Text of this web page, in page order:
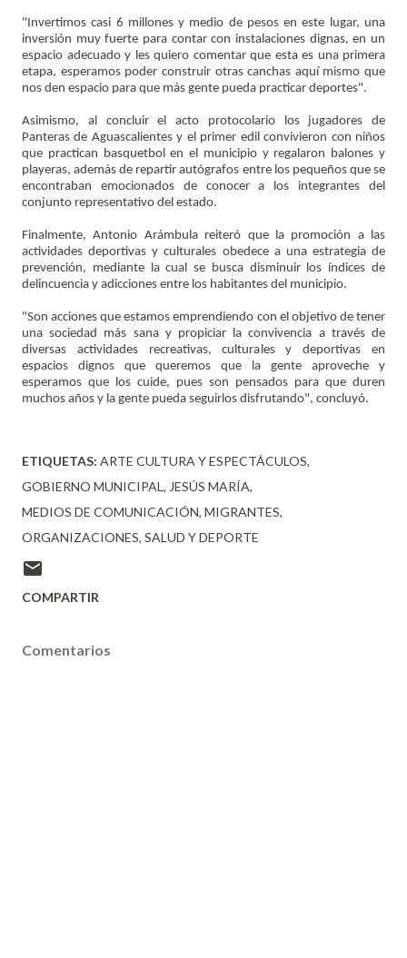
"Invertimos casi 6 millones y medio de pesos en este lugar, una
inversión muy fuerte para contar con instalaciones dignas, en un
espacio adecuado y les quiero comentar que esta es una primera
etapa, esperamos poder construir otras canchas aquí mismo que
nos den espacio para que más gente pueda practicar deportes".
Asimismo, al concluir el acto protocolario los jugadores de
Panteras de Aguascalientes y el primer edil convivieron con niños
que practican basquetbol en el municipio y regalaron balones y
playeras, además de repartir autógrafos entre los pequeños que se
encontraban emocionados de conocer a los integrantes del
conjunto representativo del estado.
Finalmente, Antonio Arámbula reiteró que la promoción a las
actividades deportivas y culturales obedece a una estrategia de
prevención, mediante la cual se busca disminuir los índices de
delincuencia y adicciones entre los habitantes del municipio.
"Son acciones que estamos emprendiendo con el objetivo de tener
una sociedad más sana y propiciar la convivencia a través de
diversas actividades recreativas, culturales y deportivas en
espacios dignos que queremos que la gente aproveche y
esperamos que los cuide, pues son pensados para que duren
muchos años y la gente pueda seguirlos disfrutando", concluyó.
ETIQUETAS: ARTE CULTURA Y ESPECTÁCULOS
GOBIERNO MUNICIPAL
JESÚS MARÍA
MEDIOS DE COMUNICACIÓN MIGRANTES
ORGANIZACIONES SALUD Y DEPORTE
COMPARTIR
Comentarios